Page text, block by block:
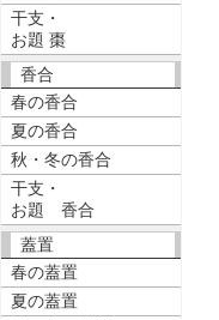
干支・
お題 棗
香合
春の香合
夏の香合
秋・冬の香合
干支・
お題 香合
蓋置
春の蓋置
夏の蓋置